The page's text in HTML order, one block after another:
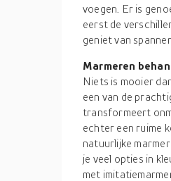
voegen. Er is
eerst de
geniet van
Marmeren
Niets is mooier
een van de
transformeert
echter een ruime
natuurlijke
je veel opties in
met